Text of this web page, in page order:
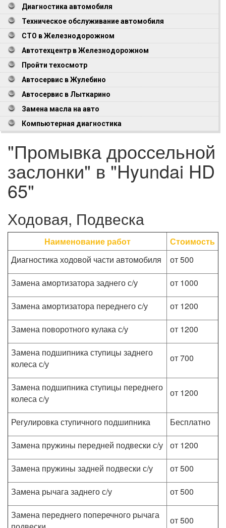
Диагностика автомобиля
Техническое обслуживание автомобиля
СТО в Железнодорожном
Автотехцентр в Железнодорожном
Пройти техосмотр
Автосервис в Жулебино
Автосервис в Лыткарино
Замена масла на авто
Компьютерная диагностика
"Промывка дроссельной
заслонки" в "Hyundai HD
65"
Ходовая, Подвеска
Наименование работ
Стоимость
Диагностика ходовой части автомобиля
от 500
Замена амортизатора заднего с/у
от 1000
Замена амортизатора переднего с/у
от 1200
Замена поворотного кулака с/у
от 1200
Замена подшипника ступицы заднего
колеса с/у
от 700
Замена подшипника ступицы переднего
колеса с/у
от 1200
Регулировка ступичного подшипника
Бесплатно
Замена пружины передней подвески с/у
от 1200
Замена пружины задней подвески с/у
от 500
Замена рычага заднего с/у
от 500
Замена переднего поперечного рычага
от 500